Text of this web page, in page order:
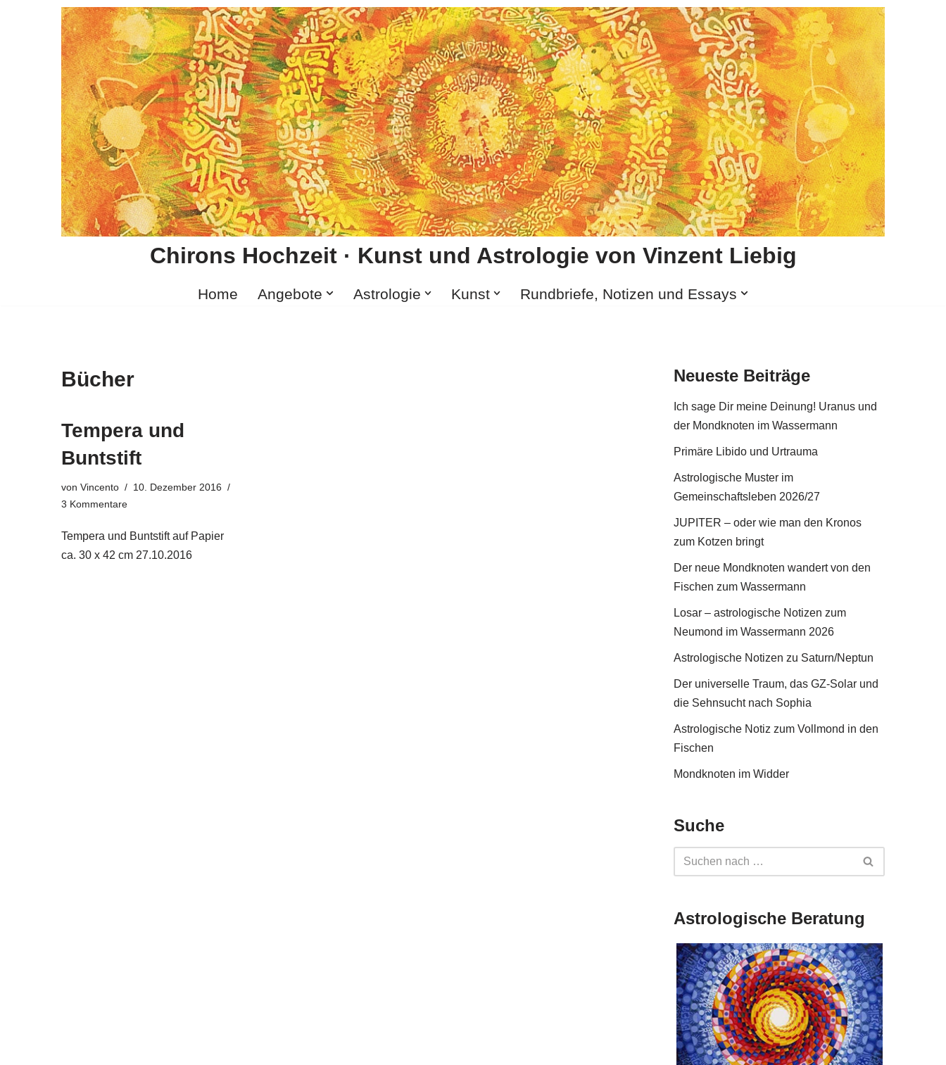
Chirons Hochzeit · Kunst und Astrologie von Vinzent Liebig
Home Angebote Astrologie Kunst Rundbriefe, Notizen und Essays
Bücher
Tempera und
Buntstift
von Vincento
10. Dezember 2016
3 Kommentare
Tempera und Buntstift auf Papier
ca. 30 x 42 cm 27.10.2016
Neueste Beiträge
Ich sage Dir meine Deinung! Uranus und
der Mondknoten im Wassermann
Primäre Libido und Urtrauma
Astrologische Muster im
Gemeinschaftsleben 2026/27
JUPITER – oder wie man den Kronos
zum Kotzen bringt
Der neue Mondknoten wandert von den
Fischen zum Wassermann
Losar – astrologische Notizen zum
Neumond im Wassermann 2026
Astrologische Notizen zu Saturn/Neptun
Der universelle Traum, das GZ-Solar und
die Sehnsucht nach Sophia
Astrologische Notiz zum Vollmond in den
Fischen
Mondknoten im Widder
Suche
Astrologische Beratung